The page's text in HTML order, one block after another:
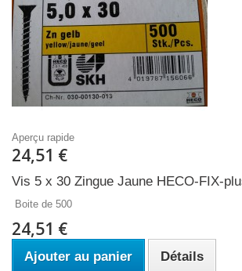
Aperçu rapide
24,51 €
Vis 5 x 30 Zingue Jaune HECO-FIX-
Boite de 500
24,51 €
Ajouter au panier Détails